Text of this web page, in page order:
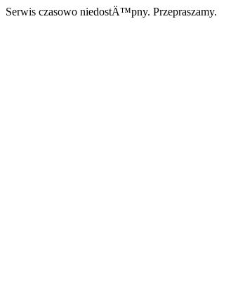
Serwis czasowo niedostÄ™pny. Przepraszamy.